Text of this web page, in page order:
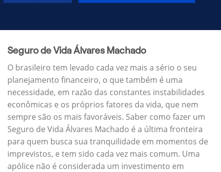
Seguro de Vida Álvares Machado
O brasileiro tem levado cada vez mais a sério o seu
planejamento financeiro, o que também é uma
necessidade, em razão das constantes instabilidades
econômicas e os próprios fatores da vida, que nem
sempre são os mais favoráveis. Saber como fazer um
Seguro de Vida Álvares Machado é a última fronteira
para quem busca sua tranquilidade em momentos de
imprevistos, e tem sido cada vez mais comum. Uma
apólice não é considerada um investimento em